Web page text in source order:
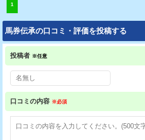
1
馬券伝承の口コミ・評価を投稿する
投稿者 ※任意
口コミの内容 ※必須